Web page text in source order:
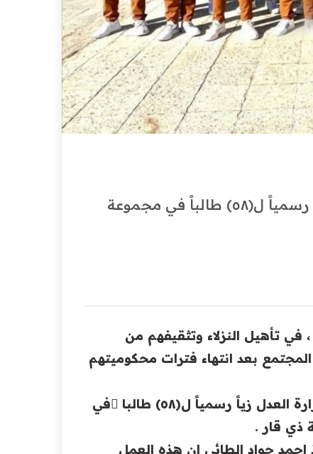
سجن الناصرية الاصلاحي للاحكام الخفيفة يخصص زياً رسمياً ل(٥٨) طالباً في مجموعة
تأهيل النزلاء وتثقيفهم من
بعد انتهاء فترات محكوميتهم
خصص قسم الناصرية الاصلاحي للاحكام الخفيفة التابع لوزارة العدل زياً رسمياً ل(٥٨) طالبا ًفي
ذي قار .
احمد ‏جواد الطائي ان هذه العمل